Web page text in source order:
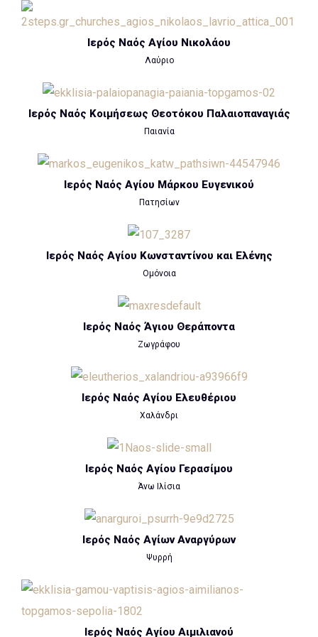
Ιερός Ναός Αγίου Νικολάου
Λαύριο
Ιερός Ναός Κοιμήσεως Θεοτόκου Παλαιοπαναγιάς
Παιανία
Ιερός Ναός Αγίου Μάρκου Ευγενικού
Πατησίων
Ιερός Ναός Αγίου Κωνσταντίνου και Ελένης
Ομόνοια
Ιερός Ναός Άγιου Θεράποντα
Ζωγράφου
Ιερός Ναός Αγίου Ελευθέριου
Χαλάνδρι
Ιερός Ναός Αγίου Γερασίμου
Άνω Ιλίσια
Ιερός Ναός Αγίων Αναργύρων
Ψυρρή
Ιερός Ναός Αγίου Αιμιλιανού